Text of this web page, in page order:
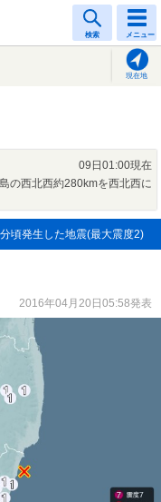
検索 メニュー
現在地
09日01:00現在
の西北西約280kmを西北西に
頃発生した地震(最大震度2)
2016年04月20日05:58発表